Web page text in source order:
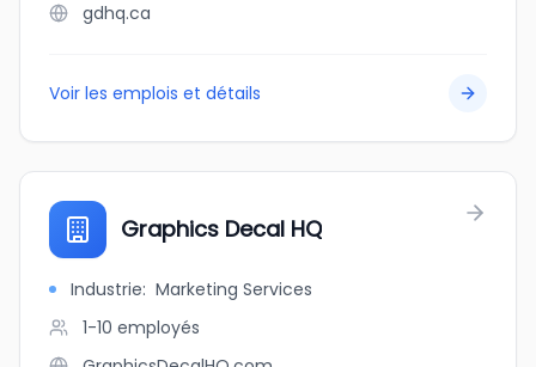
gdhq.ca
Voir les emplois et détails
Graphics Decal HQ
Industrie: Marketing Services
1-10 employés